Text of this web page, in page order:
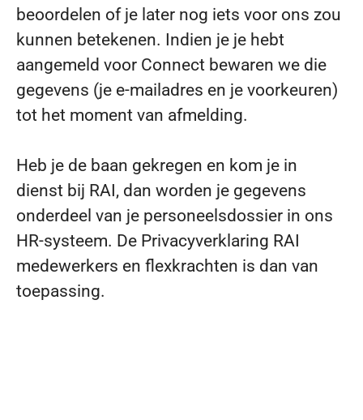
beoordelen of je later nog iets voor ons zou
kunnen betekenen. Indien je je hebt
aangemeld voor Connect bewaren we die
gegevens (je e-mailadres en je voorkeuren)
tot het moment van afmelding.
Heb je de baan gekregen en kom je in
dienst bij RAI, dan worden je gegevens
onderdeel van je personeelsdossier in ons
HR-systeem. De Privacyverklaring RAI
medewerkers en flexkrachten is dan van
toepassing.